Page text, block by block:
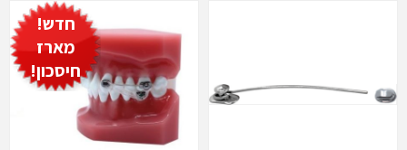
חדש!
מארז
חיסכון!